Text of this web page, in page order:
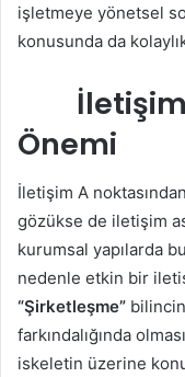
işletmeye yönetsel
konusunda da
İletişim
Önemi
İletişim A
gözükse de iletişim
kurumsal yapılarda
nedenle etkin bir
“Şirketleşme”
farkındalığında
iskeletin üzerine